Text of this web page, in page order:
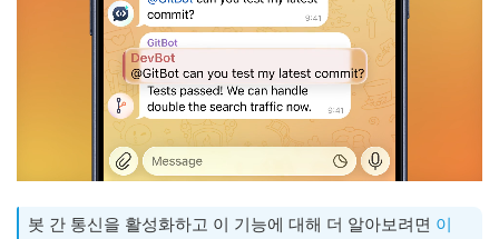
봇 간 통신을 활성화하고 이 기능에 대해 더 알아보려면 이